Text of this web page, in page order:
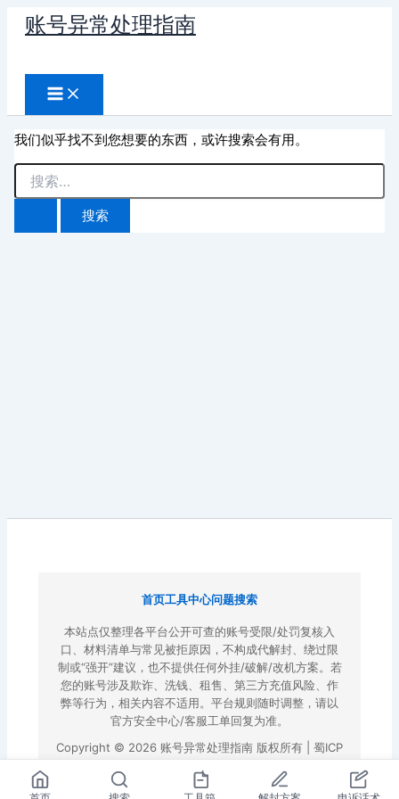
账号异常处理指南
索
我们似乎找不到您想要的东西，或许搜索会有用。
搜
索：
首页工具中心问题搜索
本站点仅整理各平台公开可查的账号受限/处罚复核入
口、材料清单与常见被拒原因，不构成代解封、绕过限
制或“强开”建议，也不提供任何外挂/破解/改机方案。若
您的账号涉及欺诈、洗钱、租售、第三方充值风险、作
弊等行为，相关内容不适用。平台规则随时调整，请以
官方安全中心/客服工单回复为准。
Copyright © 2026 账号异常处理指南 版权所有 | 蜀ICP